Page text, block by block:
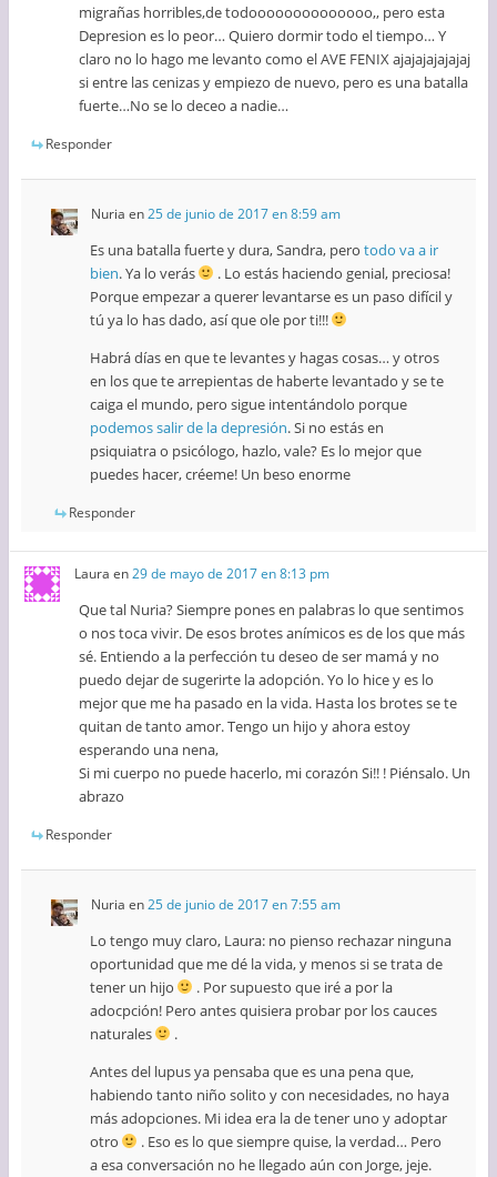
migrañas horribles,de todoooooooooooooo,, pero esta
Depresion es lo peor… Quiero dormir todo el tiempo… Y
claro no lo hago me levanto como el AVE FENIX ajajajajajajaj
si entre las cenizas y empiezo de nuevo, pero es una batalla
fuerte…No se lo deceo a nadie…
Responder
Nuria en25 de junio de 2017 en 8:59 am
Es una batalla fuerte y dura, Sandra, pero todo va a ir
bien. Ya lo verás
. Lo estás haciendo genial, preciosa!
Porque empezar a querer levantarse es un paso difícil y
tú ya lo has dado, así que ole por ti!!!
Habrá días en que te levantes y hagas cosas… y otros
en los que te arrepientas de haberte levantado y se te
caiga el mundo, pero sigue intentándolo porque
podemos salir de la depresión. Si no estás en
psiquiatra o psicólogo, hazlo, vale? Es lo mejor que
puedes hacer, créeme! Un beso enorme
Responder
Laura en29 de mayo de 2017 en 8:13 pm
Que tal Nuria? Siempre pones en palabras lo que sentimos
o nos toca vivir. De esos brotes anímicos es de los que más
sé. Entiendo a la perfección tu deseo de ser mamá y no
puedo dejar de sugerirte la adopción. Yo lo hice y es lo
mejor que me ha pasado en la vida. Hasta los brotes se te
quitan de tanto amor. Tengo un hijo y ahora estoy
esperando una nena,
Si mi cuerpo no puede hacerlo, mi corazón Si!! ! Piénsalo. Un
abrazo
Responder
Nuria en25 de junio de 2017 en 7:55 am
Lo tengo muy claro, Laura: no pienso rechazar ninguna
oportunidad que me dé la vida, y menos si se trata de
tener un hijo
. Por supuesto que iré a por la
adocpción! Pero antes quisiera probar por los cauces
naturales
.
Antes del lupus ya pensaba que es una pena que,
habiendo tanto niño solito y con necesidades, no haya
más adopciones. Mi idea era la de tener uno y adoptar
otro
. Eso es lo que siempre quise, la verdad… Pero
a esa conversación no he llegado aún con Jorge, jeje.